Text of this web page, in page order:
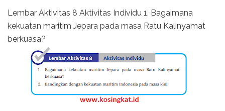
Lembar Aktivitas 8 Aktivitas Individu 1. Bagaimana
kekuatan maritim Jepara pada masa Ratu Kalinyamat
berkuasa?